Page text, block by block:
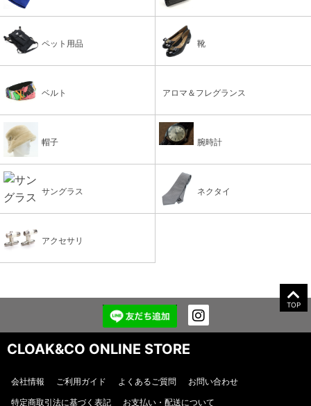
ペット用品 靴
ベルト アロマ＆フレグランス
帽子 腕時計
サングラス ネクタイ
アクセサリ
TOP
CLOAK&CO ONLINE STORE
会社情報 ご利用ガイド よくあるご質問
お問い合わせ
特定商取引法に基づく表記
お支払い・配送について